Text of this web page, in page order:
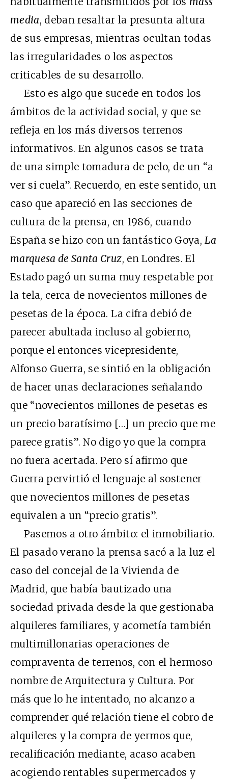
media, deban resaltar la presunta altura
de sus empresas, mientras ocultan todas
las irregularidades o los aspectos
criticables de su desarrollo.
Esto es algo que sucede en todos los
ámbitos de la actividad social, y que se
refleja en los más diversos terrenos
informativos. En algunos casos se trata
de una simple tomadura de pelo, de un “a
ver si cuela”. Recuerdo, en este sentido, un
caso que apareció en las secciones de
cultura de la prensa, en 1986, cuando
España se hizo con un fantástico Goya,La
marquesa de Santa Cruz, en Londres. El
Estado pagó un suma muy respetable por
la tela, cerca de novecientos millones de
pesetas de la época. La cifra debió de
parecer abultada incluso al gobierno,
porque el entonces vicepresidente,
Alfonso Guerra, se sintió en la obligación
de hacer unas declaraciones señalando
que “novecientos millones de pesetas es
un precio baratísimo […] un precio que me
parece gratis”. No digo yo que la compra
no fuera acertada. Pero sí afirmo que
Guerra pervirtió el lenguaje al sostener
que novecientos millones de pesetas
equivalen a un “precio gratis”.
Pasemos a otro ámbito: el inmobiliario.
El pasado verano la prensa sacó a la luz el
caso del concejal de la Vivienda de
Madrid, que había bautizado una
sociedad privada desde la que gestionaba
alquileres familiares, y acometía también
multimillonarias operaciones de
compraventa de terrenos, con el hermoso
nombre de Arquitectura y Cultura. Por
más que lo he intentado, no alcanzo a
comprender qué relación tiene el cobro de
alquileres y la compra de yermos que,
recalificación mediante, acaso acaben
acogiendo rentables supermercados y